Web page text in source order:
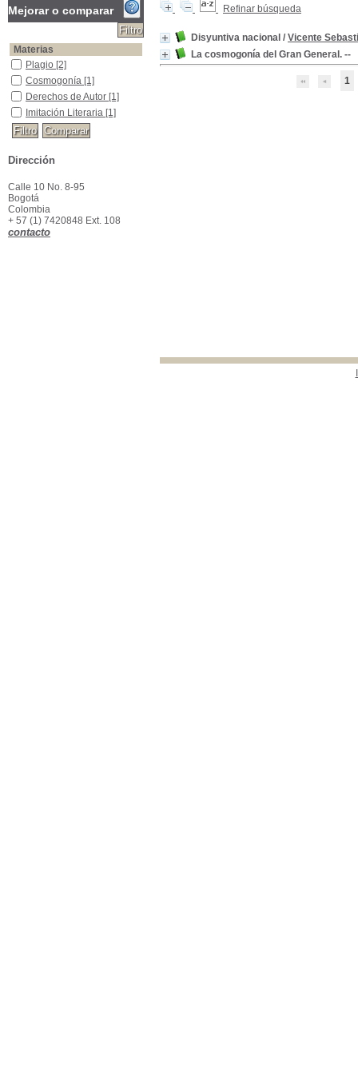
Refinar búsqueda
Disyuntiva nacional / Vicente
La cosmogonía del Gran General. --
1
Mejorar o comparar
Materias
PlagioPlagio [2]
Cosmogonía
Cosmogonía [1]
Derechos de Autor
Derechos de Autor [1]
Imitación Literaria
Imitación Literaria [1]
Dirección
Calle 10 No. 8-95
Bogotá
Colombia
+ 57 (1) 7420848 Ext. 108
contacto